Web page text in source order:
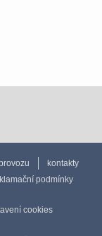
kontakty
podmínky
cookies